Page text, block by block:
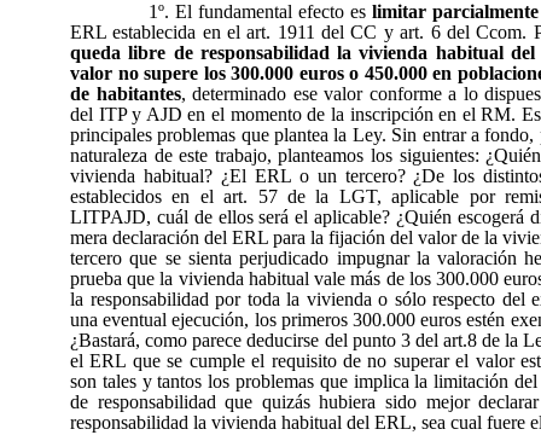
1º. El fundamental efecto es limitar
ERL establecida en el art. 1911 del CC y art. 6 del Ccom.
queda libre de responsabilidad la vivienda habitual
valor no supere los 300.000 euros o 450.000 en
de habitantes, determinado ese valor conforme a lo
del ITP y AJD en el momento de la inscripción en el RM.
principales problemas que plantea la Ley. Sin entrar a fondo,
naturaleza de este trabajo, planteamos los siguientes:
vivienda habitual? ¿El ERL o un tercero? ¿De los
establecidos en el art. 57 de la LGT, aplicable por
LITPAJD, cuál de ellos será el aplicable? ¿Quién escogerá
mera declaración del ERL para la fijación del valor de la
tercero que se sienta perjudicado impugnar la valoración
prueba que la vivienda habitual vale más de los 300.000
la responsabilidad por toda la vivienda o sólo respecto del
una eventual ejecución, los primeros 300.000 euros estén
¿Bastará, como parece deducirse del punto 3 del art.8 de la
el ERL que se cumple el requisito de no superar el valor
son tales y tantos los problemas que implica la limitación
de responsabilidad que quizás hubiera sido mejor
responsabilidad la vivienda habitual del ERL, sea cual fuere